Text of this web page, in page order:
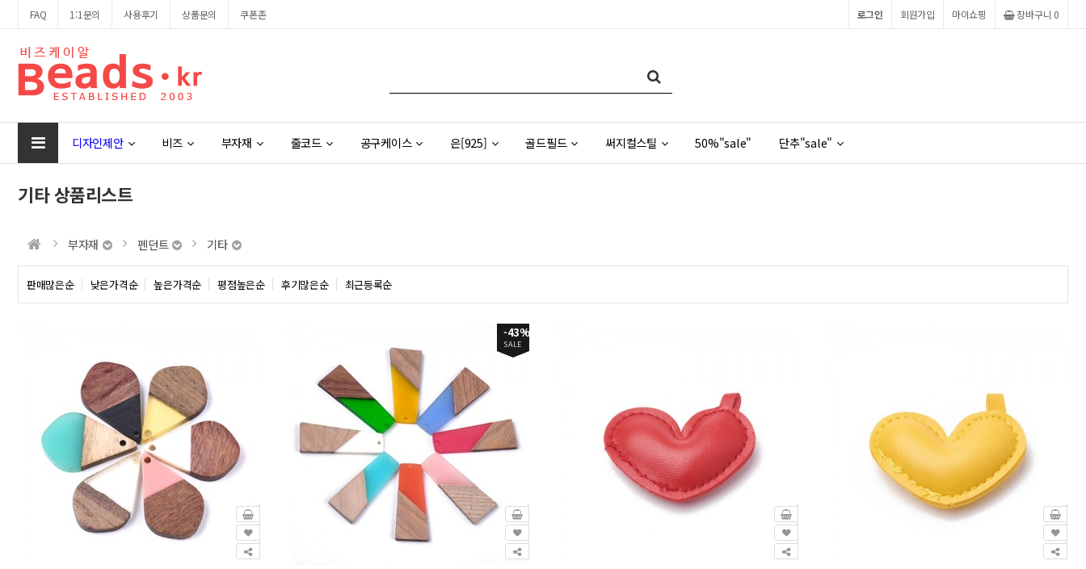
FAQ 1:1문의 사용후기 상품문의 쿠폰존 장바구니 0
마이쇼핑
회원가입
로그인
디자인제안 비즈 부자재 줄코드 공구케이스 은[925] 골드필드 써지컬스틸 50%"sale" 단추"sale"
기타 상품리스트
부자재 펜던트 기타
판매많은순 낮은가격순 높은가격순 평점높은순 후기많은순 최근등록순
-43%
SALE